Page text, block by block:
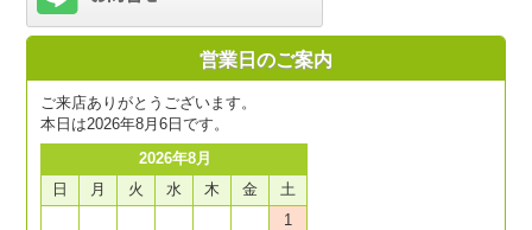
営業日のご案内
ご来店ありがとうございます。
本日は2026年8月6日です。
2026年8月
日
月 火 水 木 金
土
1